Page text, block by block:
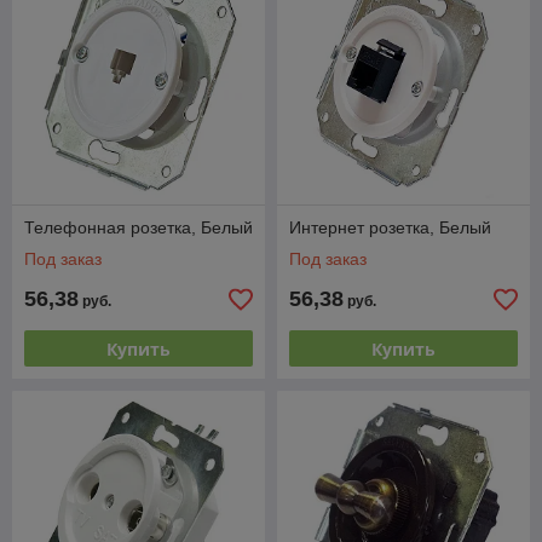
Телефонная розетка, Белый
Под заказ
56,38 руб.
Купить
Интернет розетка, Белый
Под заказ
56,38 руб.
Купить